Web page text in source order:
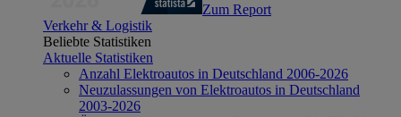
Zum Report
Verkehr & Logistik
Beliebte Statistiken
Aktuelle Statistiken
Anzahl Elektroautos in Deutschland 2006-2026
Neuzulassungen von Elektroautos in Deutschland
2003-2026